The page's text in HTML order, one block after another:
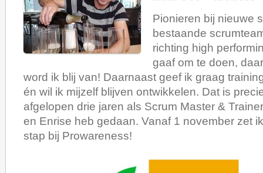
Pionieren bij nieuwe
bestaande
richting high
gaaf om te doen,
word ik blij van! Daarnaast geef ik graag
én wil ik mijzelf blijven ontwikkelen. Dat is
afgelopen drie jaren als Scrum Master &
en Enrise heb gedaan. Vanaf 1 november zet
stap bij Prowareness!